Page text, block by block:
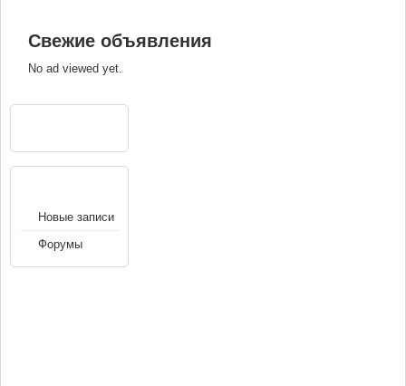
Свежие объявления
No ad viewed yet.
Новые записи
Форумы